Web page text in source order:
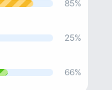
85%
25%
66%